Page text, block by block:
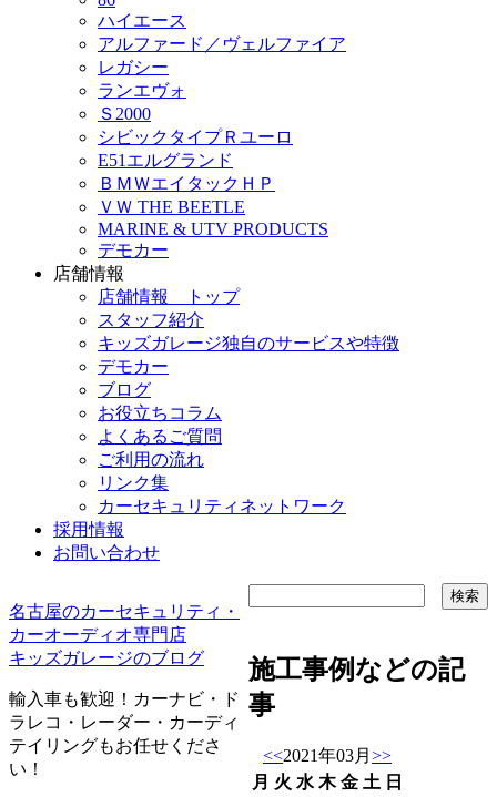
ハイエース
アルファード／ヴェルファイア
レガシー
ランエヴォ
Ｓ2000
シビックタイプＲユーロ
E51エルグランド
ＢＭＷエイタックＨＰ
ＶＷ THE BEETLE
MARINE & UTV PRODUCTS
デモカー
店舗情報
店舗情報 トップ
スタッフ紹介
キッズガレージ独自のサービスや特徴
デモカー
ブログ
お役立ちコラム
よくあるご質問
ご利用の流れ
リンク集
カーセキュリティネットワーク
採用情報
お問い合わせ
名古屋のカーセキュリティ・
カーオーディオ専門店
キッズガレージのブログ
輸入車も歓迎！カーナビ・ド
ラレコ・レーダー・カーディ
テイリングもお任せくださ
い！
施工事例などの記
事
<<2021年03月 >>
月 火 水 木 金 土 日